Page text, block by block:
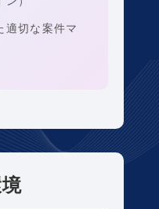
適切な案件マ